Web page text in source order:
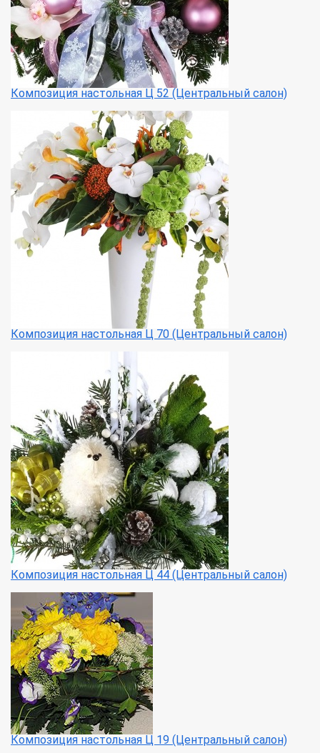
Композиция настольная Ц 52 (Центральный салон)
Композиция настольная Ц 70 (Центральный салон)
Композиция настольная Ц 44 (Центральный салон)
Композиция настольная Ц 19 (Центральный салон)